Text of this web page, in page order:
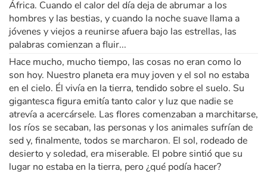
África. Cuando el calor del día deja de abrumar a los
hombres y las bestias, y cuando la noche suave llama a
jóvenes y viejos a reunirse afuera bajo las estrellas, las
palabras comienzan a fluir...
Hace mucho, mucho tiempo, las cosas no eran como lo
son hoy. Nuestro planeta era muy joven y el sol no estaba
en el cielo. Él vivía en la tierra, tendido sobre el suelo. Su
gigantesca figura emitía tanto calor y luz que nadie se
atrevía a acercársele. Las flores comenzaban a marchitarse,
los ríos se secaban, las personas y los animales sufrían de
sed y, finalmente, todos se marcharon. El sol, rodeado de
desierto y soledad, era miserable. El pobre sintió que su
lugar no estaba en la tierra, pero ¿qué podía hacer?